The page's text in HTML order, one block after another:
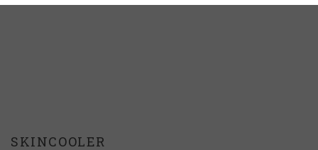
SKINCOOLER